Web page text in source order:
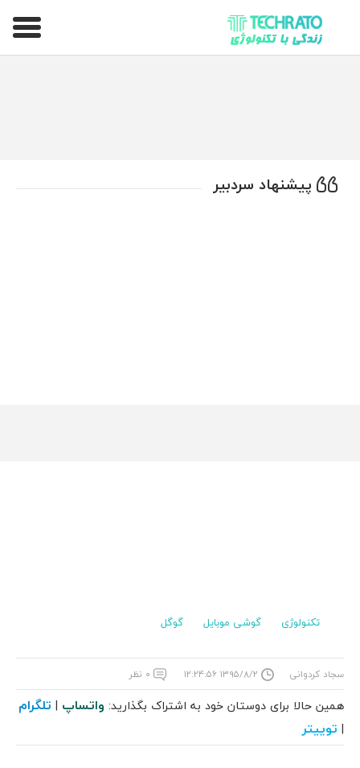
تکراتو – زندگی با تکنولوژی
پیشنهاد سردبیر
تکنولوژی گوشی موبایل گوگل
سجاد کردوانی ۱۳۹۵/۸/۲ ۱۲:۲۴:۵۶ ۰ نظر
همین حالا برای دوستان خود به اشتراک بگذارید: واتساپ | تلگرام
| توییتر